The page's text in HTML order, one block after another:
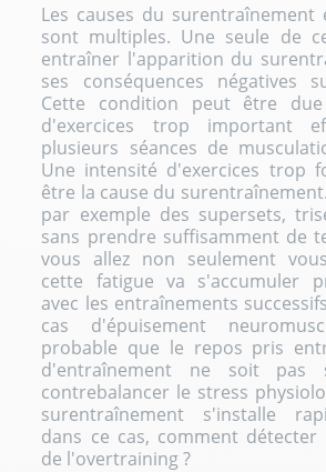
Les causes du surentraînement
sont multiples. Une seule de
entraîner l'apparition du
ses conséquences négatives
Cette condition peut être
d'exercices trop important
plusieurs séances de
Une intensité d'exercices trop
être la cause du
par exemple des supersets,
sans prendre suffisamment de
vous allez non seulement
cette fatigue va s'accumuler
avec les entraînements
cas d'épuisement
probable que le repos pris
d'entraînement ne soit pas
contrebalancer le stress
surentraînement s'installe
dans ce cas, comment détecter
de l'overtraining ?